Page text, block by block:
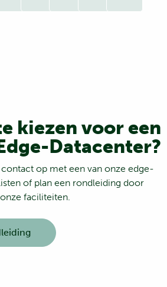
kiezen voor een
Datacenter?
op met een van onze edge-
of plan een rondleiding door
onze faciliteiten.